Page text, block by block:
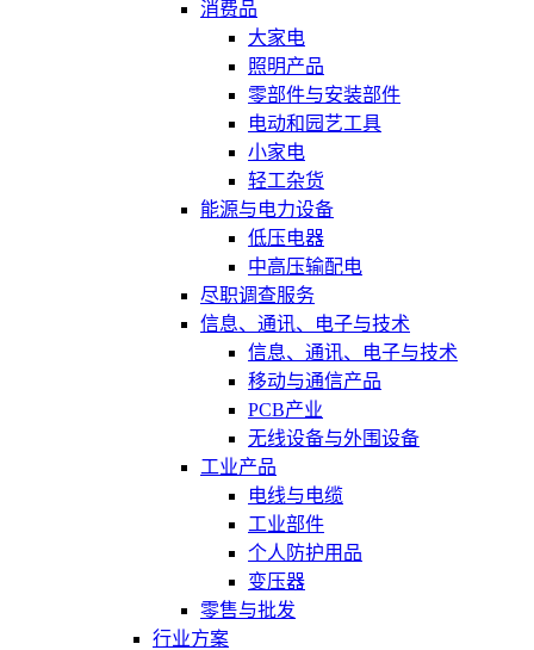
消费品
大家电
照明产品
零部件与安装部件
电动和园艺工具
小家电
轻工杂货
能源与电力设备
低压电器
中高压输配电
尽职调查服务
信息、通讯、电子与技术
信息、通讯、电子与技术
移动与通信产品
PCB产业
无线设备与外围设备
工业产品
电线与电缆
工业部件
个人防护用品
变压器
零售与批发
行业方案